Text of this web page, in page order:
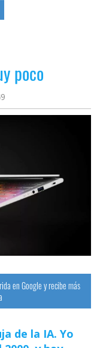
poco
en Google y recibe más
de la IA. Yo